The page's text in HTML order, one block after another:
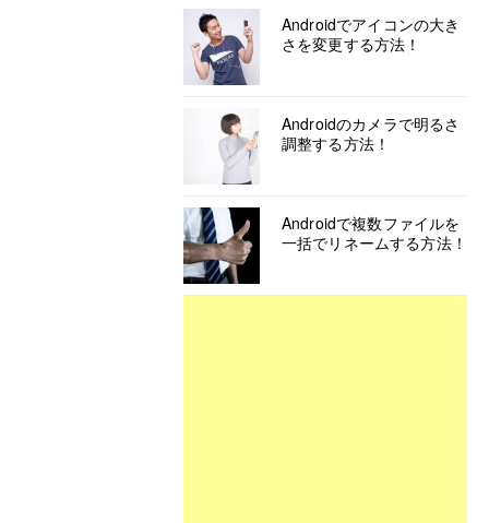
Androidでアイコンの大き
さを変更する方法！
Androidのカメラで明るさ
調整する方法！
Androidで複数ファイルを
一括でリネームする方法！